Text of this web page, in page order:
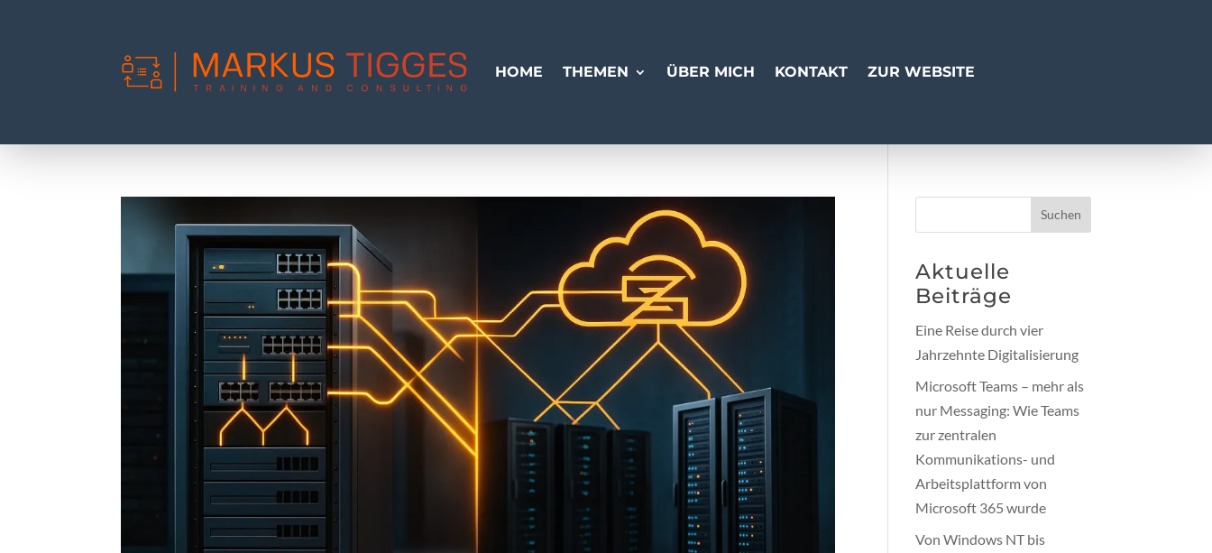
HOME THEMEN ÜBER MICH KONTAKT ZUR WEBSITE
Suchen
Aktuelle
Beiträge
Eine Reise durch vier
Jahrzehnte Digitalisierung
Microsoft Teams – mehr als
nur Messaging: Wie Teams
zur zentralen
Kommunikations- und
Arbeitsplattform von
Microsoft 365 wurde
Von Windows NT bis